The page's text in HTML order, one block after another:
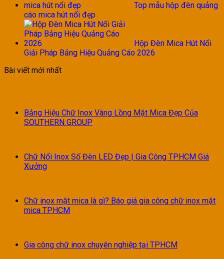
Top mẫu hộp đèn quảng
cáo mica hút nổi đẹp
Hộp Đèn Mica Hút Nổi
Giải Pháp Bảng Hiệu Quảng Cáo 2026
Bài viết mới nhất
Bảng Hiệu Chữ Inox Vàng Lồng Mặt Mica Đẹp Của
SOUTHERN GROUP
Chữ Nổi Inox Số Đèn LED Đẹp | Gia Công TPHCM Giá
Xưởng
Chữ inox mặt mica là gì? Báo giá gia công chữ inox mặt
mica TPHCM
Gia công chữ inox chuyên nghiệp tại TPHCM